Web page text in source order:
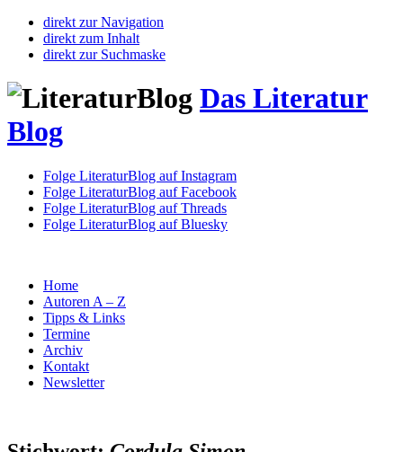
direkt zur Navigation
direkt zum Inhalt
direkt zur Suchmaske
Das Literatur
Blog
Folge LiteraturBlog auf Instagram
Folge LiteraturBlog auf Facebook
Folge LiteraturBlog auf Threads
Folge LiteraturBlog auf Bluesky
Home
Autoren A – Z
Tipps & Links
Termine
Archiv
Kontakt
Newsletter